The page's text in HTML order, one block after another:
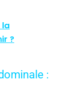
la
?
: